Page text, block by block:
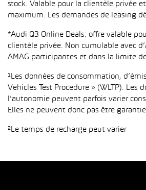
stock. Valable pour la clientèle privée
maximum. Les demandes de leasing
*Audi Q3 Online Deals: offre valable
clientèle privée. Non cumulable avec
AMAG participantes et dans la limite
¹Les données de consommation,
Vehicles Test Procedure » (WLTP).
l’autonomie peuvent parfois varier
Elles ne peuvent donc pas être
²Le temps de recharge peut varier